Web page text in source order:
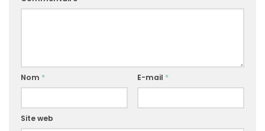
Nom * E-mail *
Site web